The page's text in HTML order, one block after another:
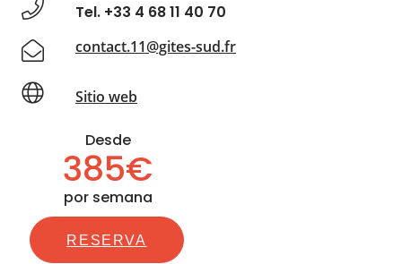
Tel. +33 4 68 11 40 70
contact.11@gites-sud.fr
Sitio web
Desde
385€
por semana
RESERVA